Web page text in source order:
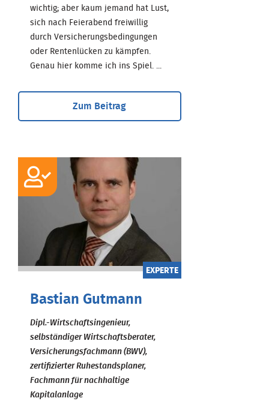
wichtig; aber kaum jemand hat Lust,
sich nach Feierabend freiwillig
durch Versicherungsbedingungen
oder Rentenlücken zu kämpfen.
Genau hier komme ich ins Spiel. ...
Zum Beitrag
EXPERTE
Bastian Gutmann
Dipl.-Wirtschaftsingenieur,
selbständiger Wirtschaftsberater,
Versicherungsfachmann (BWV),
zertifizierter Ruhestandsplaner,
Fachmann für nachhaltige
Kapitalanlage